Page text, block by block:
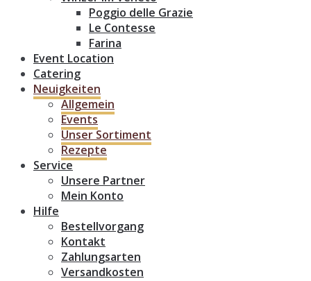
Poggio delle Grazie
Le Contesse
Farina
Event Location
Catering
Neuigkeiten
Allgemein
Events
Unser Sortiment
Rezepte
Service
Unsere Partner
Mein Konto
Hilfe
Bestellvorgang
Kontakt
Zahlungsarten
Versandkosten